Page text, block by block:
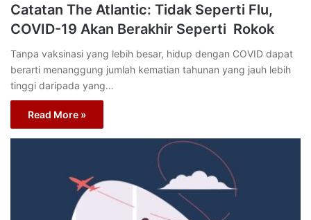
Catatan The Atlantic: Tidak Seperti Flu,
COVID-19 Akan Berakhir Seperti Rokok
Tanpa vaksinasi yang lebih besar, hidup dengan COVID dapat
berarti menanggung jumlah kematian tahunan yang jauh lebih
tinggi daripada yang…
Read More »